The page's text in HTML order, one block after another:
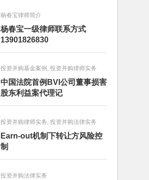
杨春宝律师简介
杨春宝一级律师联系方式
13901826830
投资并购基金案例, 投资并购律师实务
中国法院首例BVI公司董事损害
股东利益案代理记
投资并购律师实务, 投资并购法律实务
Earn-out机制下转让方风险控
制
投资并购法律实务